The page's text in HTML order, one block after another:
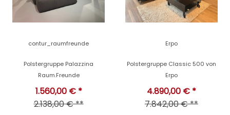
contur_raumfreunde
Polstergruppe Palazzina
Raum.Freunde
1.560,00 € *
2.138,00 € **
Erpo
Polstergruppe Classic 500 von
Erpo
4.890,00 € *
7.842,00 € **